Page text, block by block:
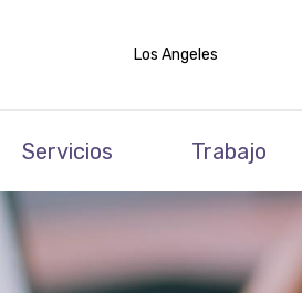
Los Angeles
Servicios Trabajo